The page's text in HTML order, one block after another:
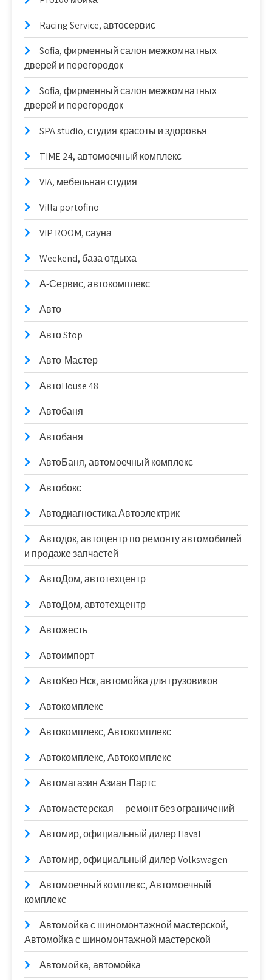
Racing Service, автосервис
Sofia, фирменный салон межкомнатных
дверей и перегородок
Sofia, фирменный салон межкомнатных
дверей и перегородок
SPA studio, студия красоты и здоровья
TIME 24, автомоечный комплекс
VIA, мебельная студия
Villa portofino
VIP ROOM, сауна
Weekend, база отдыха
А-Сервис, автокомплекс
Авто
Авто Stop
Авто-Мастер
АвтоHouse 48
Автобаня
Автобаня
АвтоБаня, автомоечный комплекс
Автобокс
Автодиагностика Автоэлектрик
Автодок, автоцентр по ремонту автомобилей
и продаже запчастей
АвтоДом, автотехцентр
АвтоДом, автотехцентр
Автожесть
Автоимпорт
АвтоКео Нск, автомойка для грузовиков
Автокомплекс
Автокомплекс, Автокомплекс
Автокомплекс, Автокомплекс
Автомагазин Азиан Партс
Автомастерская — ремонт без ограничений
Автомир, официальный дилер Haval
Автомир, официальный дилер Volkswagen
Автомоечный комплекс, Автомоечный
комплекс
Автомойка с шиномонтажной мастерской,
Автомойка с шиномонтажной мастерской
Автомойка, автомойка